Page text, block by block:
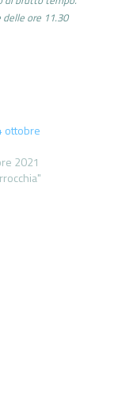
ore 11.30
ottobre
2021